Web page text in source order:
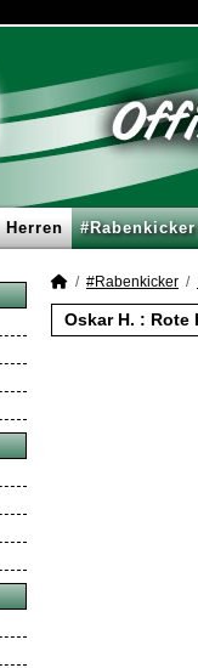
Herren #Rabenkicker
#Rabenkicker
Oskar H. : Rote